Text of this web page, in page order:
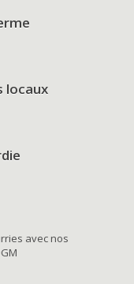
locaux
avec nos